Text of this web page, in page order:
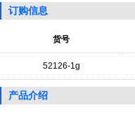
订购信息
货号
52126-1g
产品介绍